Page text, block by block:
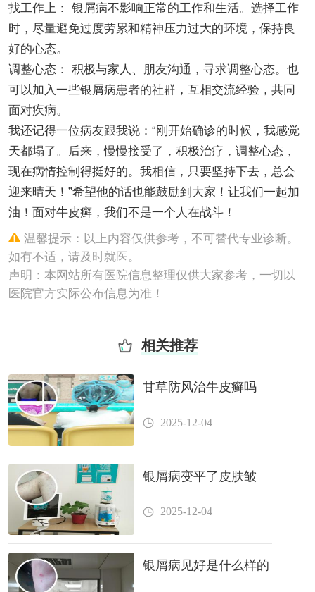
找工作上： 银屑病不影响正常的工作和生活。选择工作
时，尽量避免过度劳累和精神压力过大的环境，保持良
好的心态。
调整心态： 积极与家人、朋友沟通，寻求调整心态。也
可以加入一些银屑病患者的社群，互相交流经验，共同
面对疾病。
我还记得一位病友跟我说：“刚开始确诊的时候，我感觉
天都塌了。后来，慢慢接受了，积极治疗，调整心态，
现在病情控制得挺好的。我相信，只要坚持下去，总会
迎来晴天！”希望他的话也能鼓励到大家！让我们一起加
油！面对牛皮癣，我们不是一个人在战斗！
温馨提示：以上内容仅供参考，不可替代专业诊断。
如有不适，请及时就医。
声明：本网站所有医院信息整理仅供大家参考，一切以
医院官方实际公布信息为准！
相关推荐
甘草防风治牛皮癣吗
2025-12-04
银屑病变平了皮肤皱
2025-12-04
银屑病见好是什么样的